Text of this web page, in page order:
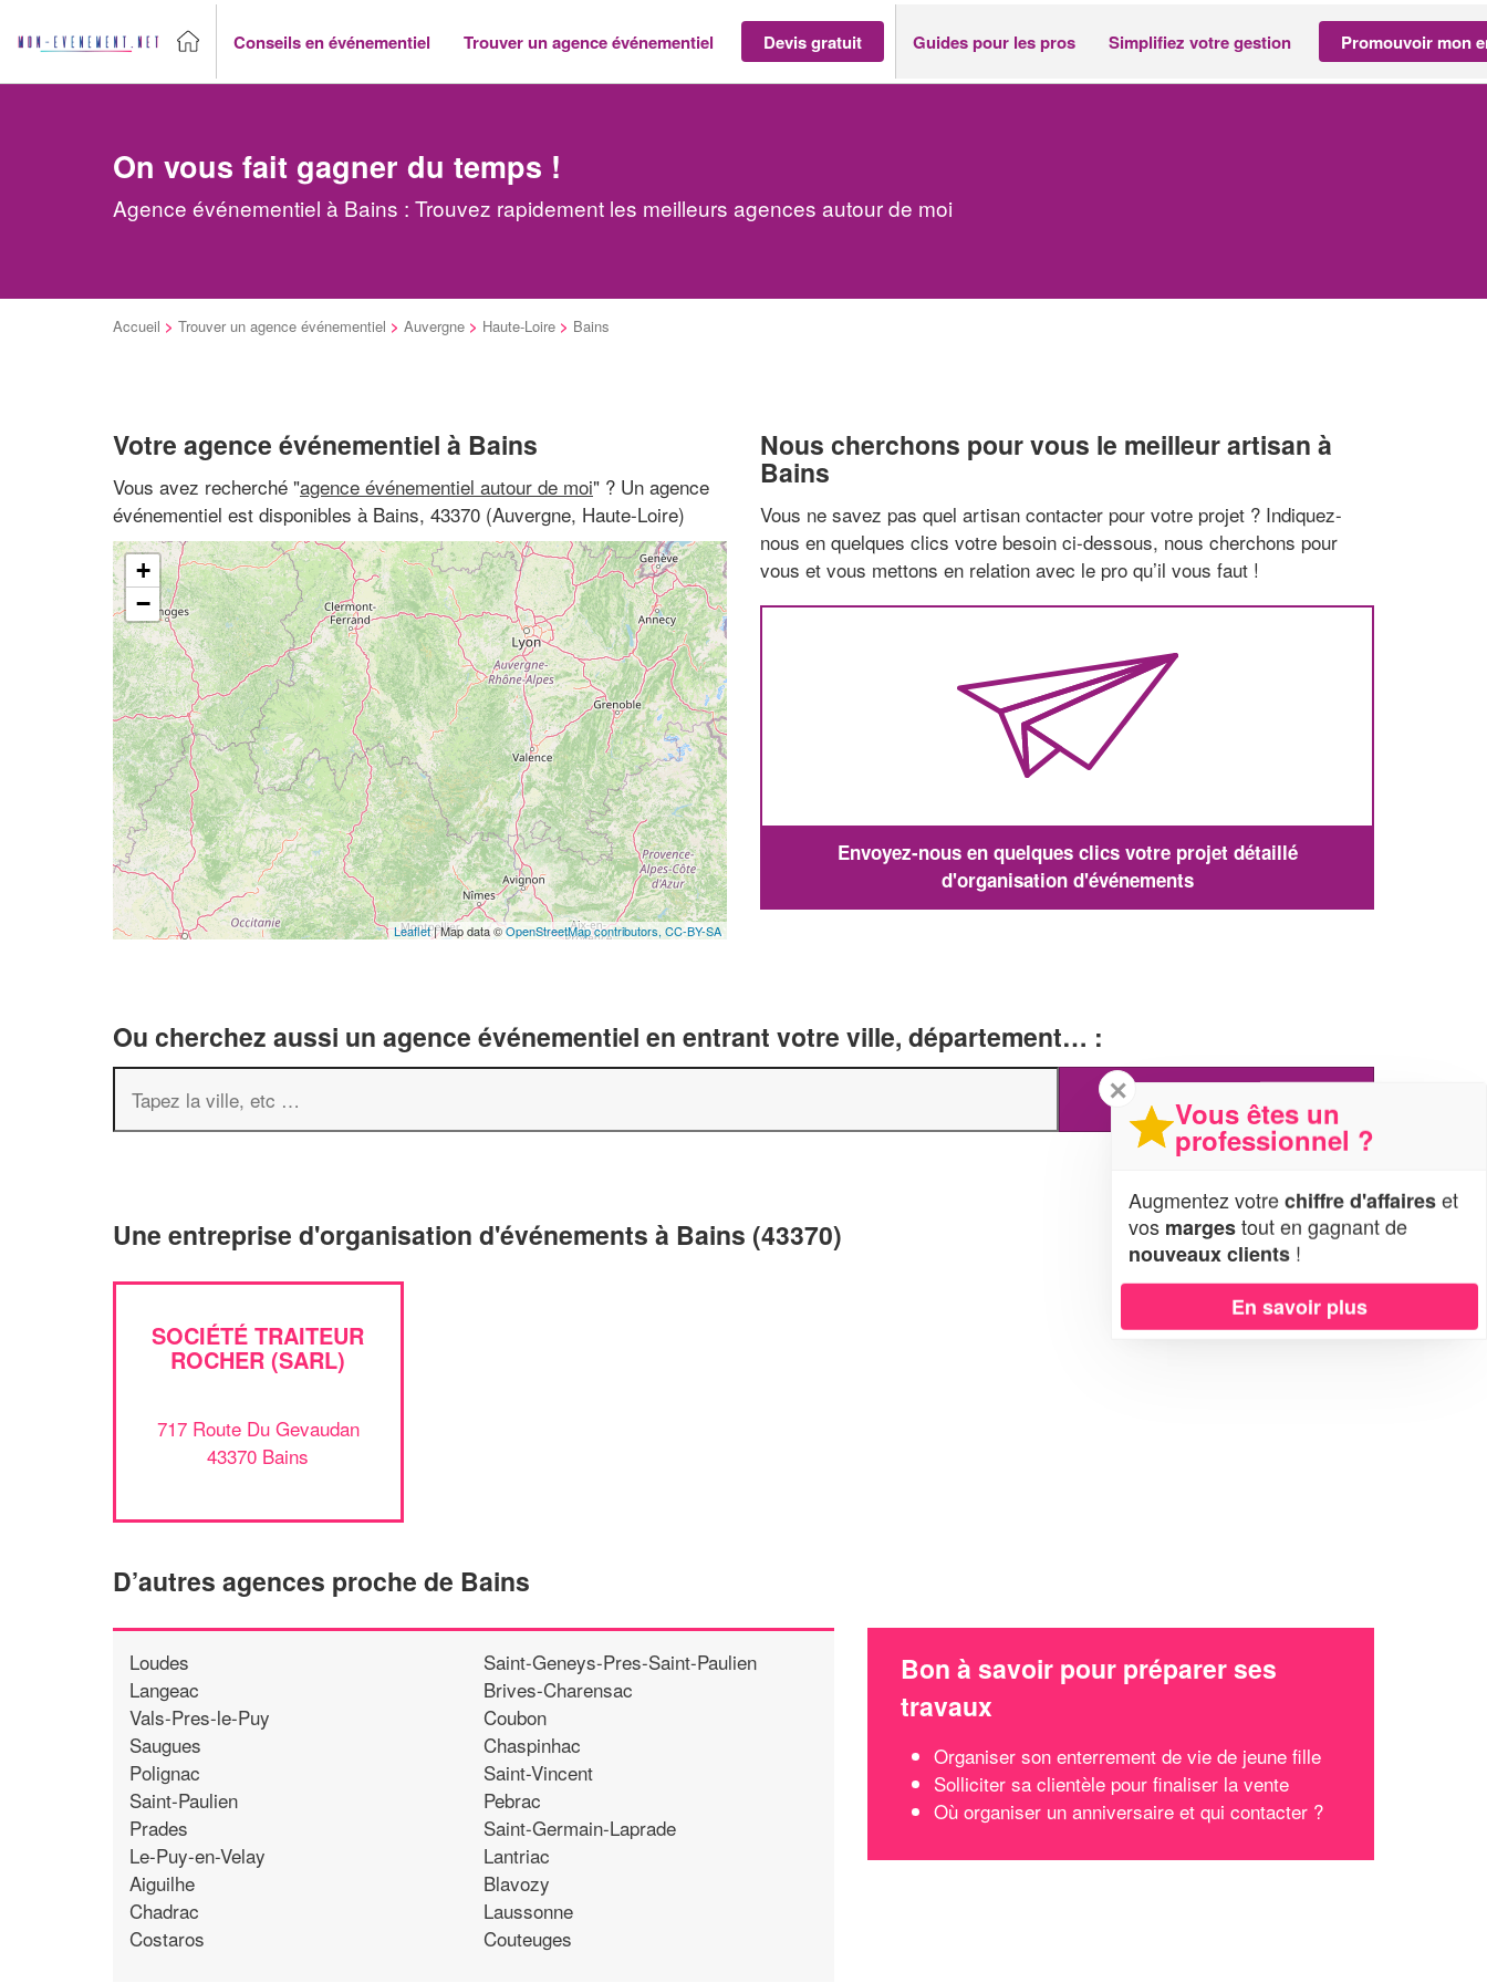
Conseils en événementiel Trouver un agence événementiel Devis gratuit Guides pour les pros Simplifiez votre gestion Promouvoir mon
On vous fait gagner du temps !
Agence événementiel à Bains : Trouvez rapidement les meilleurs agences autour de moi
Accueil > Trouver un agence événementiel > Auvergne > Haute-Loire > Bains
Votre agence événementiel à Bains
Vous avez recherché "agence événementiel autour de moi" ? Un agence
événementiel est disponibles à Bains, 43370 (Auvergne, Haute-Loire)
+
−
Leaflet| Map data ©OpenStreetMap contributors, CC-BY-SA
Nous cherchons pour vous le meilleur artisan à
Bains
Vous ne savez pas quel artisan contacter pour votre projet ? Indiquez-
nous en quelques clics votre besoin ci-dessous, nous cherchons pour
vous et vous mettons en relation avec le pro qu’il vous faut !
Envoyez-nous en quelques clics votre projet détaillé
d'organisation d'événements
Ou cherchez aussi un agence événementiel en entrant votre ville, département… :
Une entreprise d'organisation d'événements à Bains (43370)
SOCIÉTÉ TRAITEUR
ROCHER (SARL)
717 Route Du Gevaudan
43370 Bains
D’autres agences proche de Bains
Loudes
Langeac
Vals-Pres-le-Puy
Saugues
Polignac
Saint-Paulien
Prades
Le-Puy-en-Velay
Aiguilhe
Chadrac
Costaros
Saint-Geneys-Pres-Saint-Paulien
Brives-Charensac
Coubon
Chaspinhac
Saint-Vincent
Pebrac
Saint-Germain-Laprade
Lantriac
Blavozy
Laussonne
Couteuges
Bon à savoir pour préparer ses
travaux
Organiser son enterrement de vie de jeune fille
Solliciter sa clientèle pour finaliser la vente
Où organiser un anniversaire et qui contacter ?
✕
Vous êtes un
professionnel ?
Augmentez votrechiffre d'affaireset
vos margestout en gagnant de
nouveaux clients !
En savoir plus